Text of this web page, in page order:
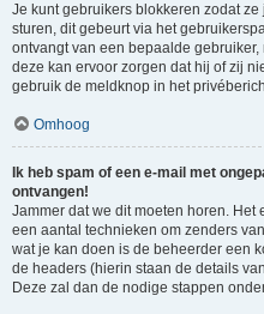
Je kunt gebruikers blokkeren zodat
sturen, dit gebeurt via het
ontvangt van een bepaalde
deze kan ervoor zorgen dat hij of zij
gebruik de meldknop in het
Omhoog
Ik heb spam of een e-mail met
ontvangen!
Jammer dat we dit moeten horen. Het
een aantal technieken om zenders
wat je kan doen is de beheerder een
de headers (hierin staan de details
Deze zal dan de nodige stappen